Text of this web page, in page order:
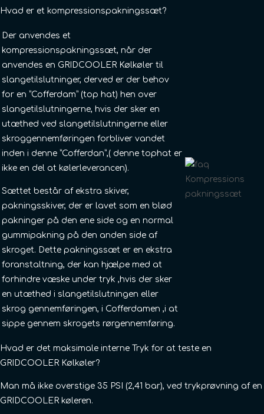
Hvad er et kompressionspakningssæt?
Der anvendes et
kompressionspakningssæt, når der
anvendes en GRIDCOOLER Kølkøler til
slangetilslutninger, derved er der behov
for en ”Cofferdam” (top hat) hen over
slangetilslutningerne, hvis der sker en
utæthed ved slangetilslutningerne eller
skroggennemføringen forbliver vandet
inden i denne ”Cofferdan”,( denne tophat er
ikke en del at kølerleverancen).
Sættet består af ekstra skiver,
pakningsskiver, der er lavet som en blød
pakninger på den ene side og en normal
gummipakning på den anden side af
skroget. Dette pakningssæt er en ekstra
foranstaltning, der kan hjælpe med at
forhindre væske under tryk ,hvis der sker
en utæthed i slangetilslutningen eller
skrog gennemføringen, i Cofferdamen ,i at
sippe gennem skrogets rørgennemføring.
Kompressions
pakningssæt
Hvad er det maksimale interne Tryk for at teste en
GRIDCOOLER Kølkøler?
Man må ikke overstige 35 PSI (2,41 bar), ved trykprøvning af en
GRIDCOOLER køleren.